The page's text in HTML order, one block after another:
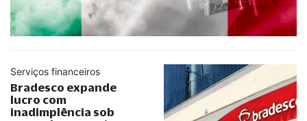
Serviços financeiros
Bradesco expande
lucro com
inadimplência sob